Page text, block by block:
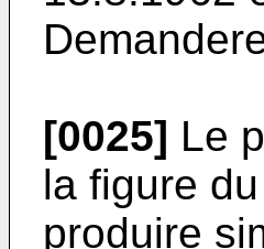
[0025] Le
la figure
produire